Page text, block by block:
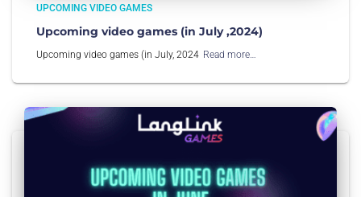
UPCOMING VIDEO GAMES
Upcoming video games (in July ,2024)
Upcoming video games (in July, 2024 Read more…